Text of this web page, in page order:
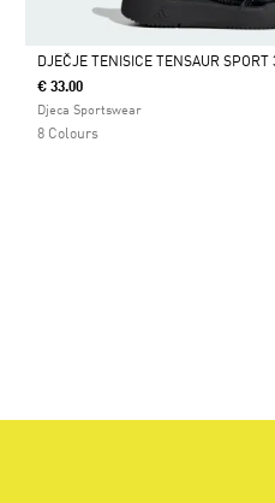
Da
DJEČJE TENISICE TENSAUR SPORT
€ 33.00
Djeca Sportswear
8 Colours